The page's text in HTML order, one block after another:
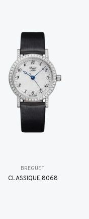
BREGUET
CLASSIQUE 8068